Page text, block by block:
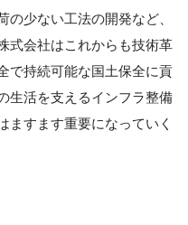
少ない工法の開発など、
式会社はこれからも技術革
で持続可能な国土保全に貢
生活を支えるインフラ整備
ますます重要になっていく